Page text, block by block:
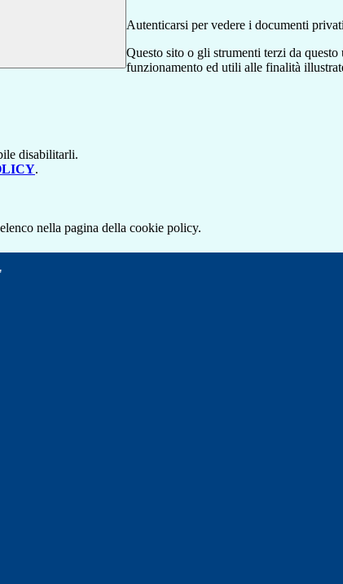
Autenticarsi per vedere i documenti privati
Questo sito o gli strumenti terzi da
funzionamento ed utili alle finalità
disabilitarli.
.
nella pagina della cookie policy.